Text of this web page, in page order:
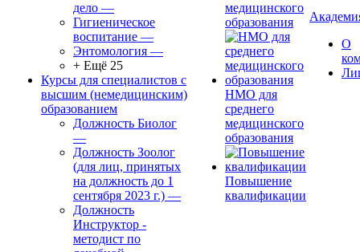
дело —
Гигиеническое
воспитание —
Энтомология —
+ Ещё 25
Курсы для специалистов с
высшим (немедицинским)
образованием
Должность Биолог
—
Должность Зоолог
(для лиц, принятых
на должность до 1
сентября 2023 г.) —
Должность
Инструктор -
методист по
медицинского
образования
НМО для
среднего
медицинского
образования
Повышение
квалификации
О